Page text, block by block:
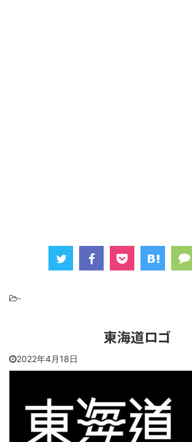
-
東海道ロゴ
2022年4月18日